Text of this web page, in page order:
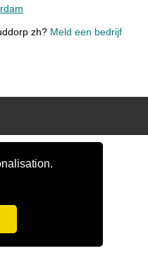
zh? Meld een bedrijf